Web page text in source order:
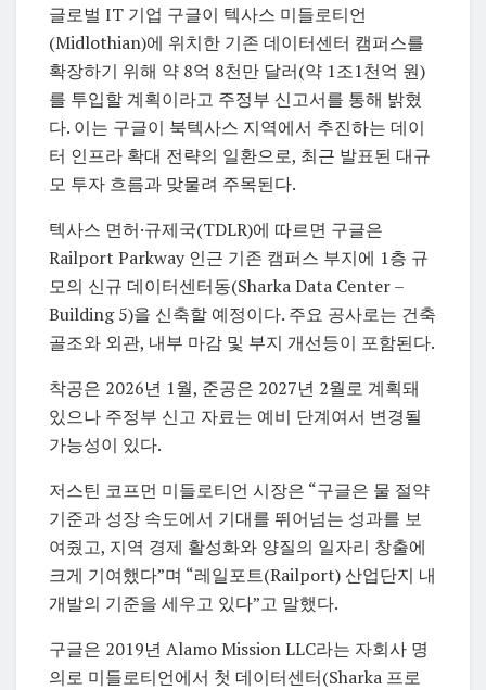
글로벌 IT 기업 구글이 텍사스 미들로티언
(Midlothian)에 위치한 기존 데이터센터 캠퍼스를
확장하기 위해 약 8억 8천만 달러(약 1조1천억 원)
를 투입할 계획이라고 주정부 신고서를 통해 밝혔
다. 이는 구글이 북텍사스 지역에서 추진하는 데이
터 인프라 확대 전략의 일환으로, 최근 발표된 대규
모 투자 흐름과 맞물려 주목된다.
텍사스 면허·규제국(TDLR)에 따르면 구글은
Railport Parkway 인근 기존 캠퍼스 부지에 1층 규
모의 신규 데이터센터동(Sharka Data Center –
Building 5)을 신축할 예정이다. 주요 공사로는 건축
골조와 외관, 내부 마감 및 부지 개선등이 포함된다.
착공은 2026년 1월, 준공은 2027년 2월로 계획돼
있으나 주정부 신고 자료는 예비 단계여서 변경될
가능성이 있다.
저스틴 코프먼 미들로티언 시장은 “구글은 물 절약
기준과 성장 속도에서 기대를 뛰어넘는 성과를 보
여줬고, 지역 경제 활성화와 양질의 일자리 창출에
크게 기여했다”며 “레일포트(Railport) 산업단지 내
개발의 기준을 세우고 있다”고 말했다.
구글은 2019년 Alamo Mission LLC라는 자회사 명
의로 미들로티언에서 첫 데이터센터(Sharka 프로